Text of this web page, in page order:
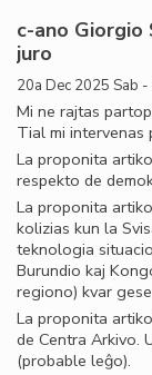
c-ano
juro
20a Dec 2025 Sab
Mi ne rajtas
Tial mi intervenas
La proponita
respekto de
La proponita
kolizias kun la
teknologia
Burundio kaj
regiono) kvar
La proponita
de Centra Arkivo.
(probable leĝo).